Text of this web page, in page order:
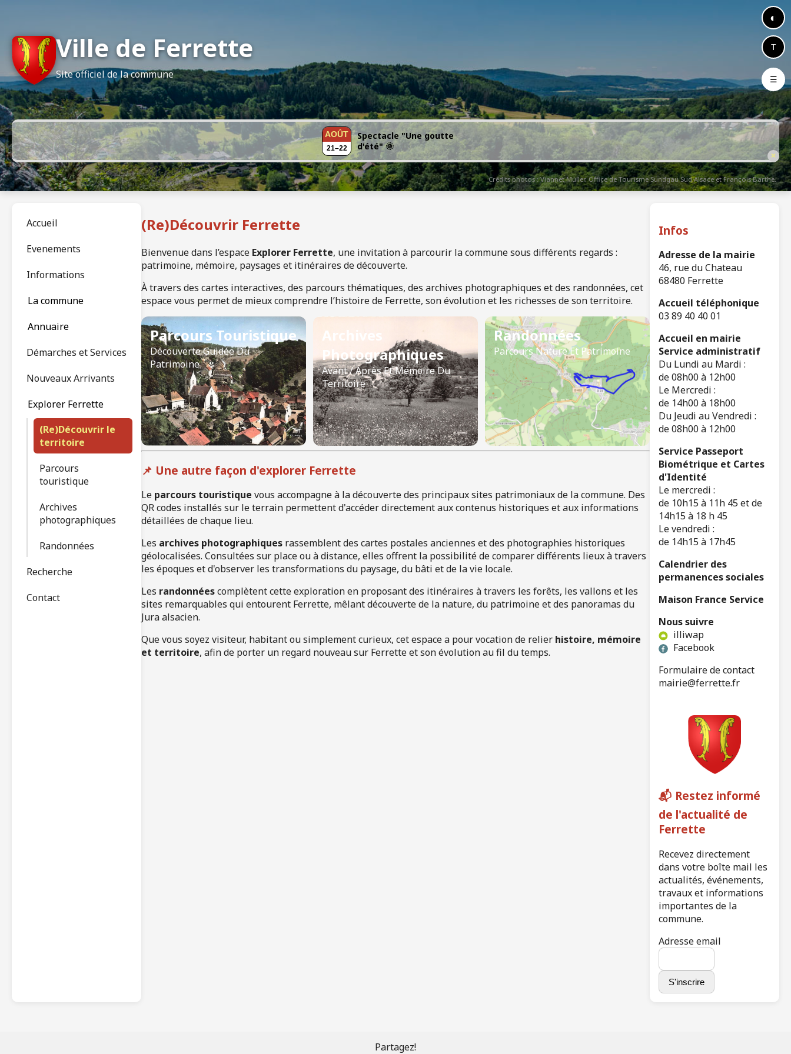
◐
T
☰
Ville de Ferrette
Site officiel de la commune
×
AOÛT
21–22
Spectacle "Une goutte
d'été" 🌞
Crédits photos : Viannet Muller, Office de Tourisme Sundgau Sud Alsace et François Barthe.
Accueil
Evenements
Informations
La commune
Annuaire
Démarches et Services
Nouveaux Arrivants
Explorer Ferrette
(Re)Découvrir le
territoire
Parcours
touristique
Archives
photographiques
Randonnées
Recherche
Contact
(Re)Découvrir Ferrette
Bienvenue dans l’espace Explorer Ferrette, une invitation à parcourir la commune sous différents regards :
patrimoine, mémoire, paysages et itinéraires de découverte.
À travers des cartes interactives, des parcours thématiques, des archives photographiques et des randonnées, cet
espace vous permet de mieux comprendre l’histoire de Ferrette, son évolution et les richesses de son territoire.
Parcours Touristique
Découverte Guidée Du
Patrimoine
Archives
Photographiques
Avant / Après Et Mémoire Du
Territoire
Randonnées
Parcours Nature Et Patrimoine
📌 Une autre façon d'explorer Ferrette
Le parcours touristique vous accompagne à la découverte des principaux sites patrimoniaux de la commune. Des
QR codes installés sur le terrain permettent d'accéder directement aux contenus historiques et aux informations
détaillées de chaque lieu.
Les archives photographiques rassemblent des cartes postales anciennes et des photographies historiques
géolocalisées. Consultées sur place ou à distance, elles offrent la possibilité de comparer différents lieux à travers
les époques et d'observer les transformations du paysage, du bâti et de la vie locale.
Les randonnéescomplètent cette exploration en proposant des itinéraires à travers les forêts, les vallons et les
sites remarquables qui entourent Ferrette, mêlant découverte de la nature, du patrimoine et des panoramas du
Jura alsacien.
Que vous soyez visiteur, habitant ou simplement curieux, cet espace a pour vocation de relier histoire, mémoire
et territoire, afin de porter un regard nouveau sur Ferrette et son évolution au fil du temps.
Infos
Adresse de la mairie
46, rue du Chateau
68480 Ferrette
Accueil téléphonique
03 89 40 40 01
Accueil en mairie
Service administratif
Du Lundi au Mardi :
de 08h00 à 12h00
Le Mercredi :
de 14h00 à 18h00
Du Jeudi au Vendredi :
de 08h00 à 12h00
Service Passeport
Biométrique et Cartes
d'Identité
Le mercredi :
de 10h15 à 11h 45 et de
14h15 à 18 h 45
Le vendredi :
de 14h15 à 17h45
Calendrier des
permanences sociales
Maison France Service
Nous suivre
illiwap
Facebook
Formulaire de contact
mairie@ferrette.fr
📬 Restez informé
de l'actualité de
Ferrette
Recevez directement
dans votre boîte mail les
actualités, événements,
travaux et informations
importantes de la
commune.
Adresse email
S'inscrire
Partagez!